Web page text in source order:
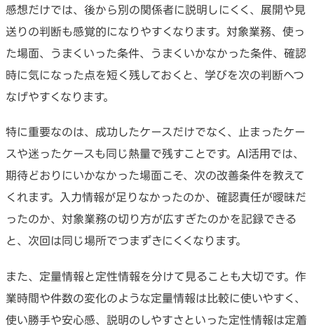
感想だけでは、後から別の関係者に説明しにくく、展開や見
送りの判断も感覚的になりやすくなります。対象業務、使っ
た場面、うまくいった条件、うまくいかなかった条件、確認
時に気になった点を短く残しておくと、学びを次の判断へつ
なげやすくなります。
特に重要なのは、成功したケースだけでなく、止まったケー
スや迷ったケースも同じ熱量で残すことです。AI活用では、
期待どおりにいかなかった場面こそ、次の改善条件を教えて
くれます。入力情報が足りなかったのか、確認責任が曖昧だ
ったのか、対象業務の切り方が広すぎたのかを記録できる
と、次回は同じ場所でつまずきにくくなります。
また、定量情報と定性情報を分けて見ることも大切です。作
業時間や件数の変化のような定量情報は比較に使いやすく、
使い勝手や安心感、説明のしやすさといった定性情報は定着